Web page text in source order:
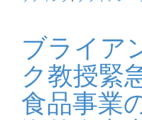
ブライア
ク教授緊
食品事業